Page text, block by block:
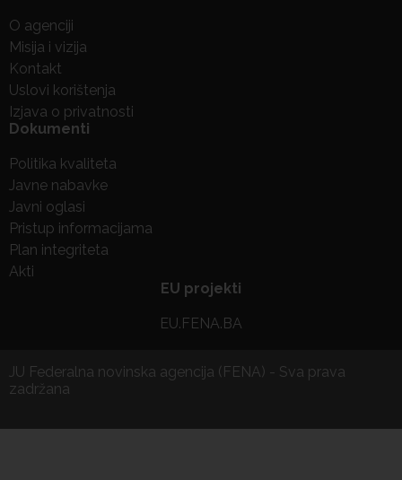
O agenciji
Misija i vizija
Kontakt
Uslovi korištenja
Izjava o privatnosti
Dokumenti
Politika kvaliteta
Javne nabavke
Javni oglasi
Pristup informacijama
Plan integriteta
Akti
EU projekti
EU.FENA.BA
JU Federalna novinska agencija (FENA) - Sva prava
zadržana